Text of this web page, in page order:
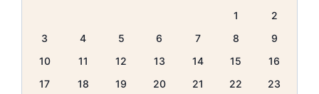
1
2
3
4 5 6 7 8
9
10
11 12 13 14 15
16
17
18 19 20 21 22
23